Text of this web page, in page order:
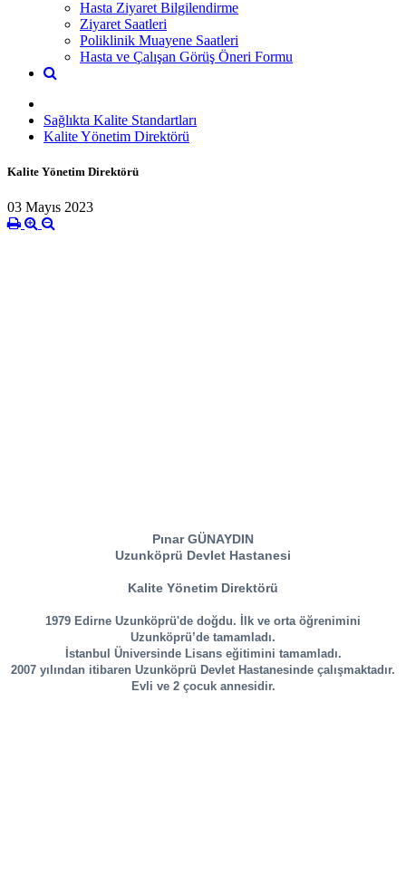
Hasta Ziyaret Bilgilendirme
Ziyaret Saatleri
Poliklinik Muayene Saatleri
Hasta ve Çalışan Görüş Öneri Formu
Sağlıkta Kalite Standartları
Kalite Yönetim Direktörü
Kalite Yönetim Direktörü
03 Mayıs 2023
Pınar GÜNAYDIN
Uzunköprü Devlet Hastanesi
Kalite Yönetim Direktörü
1979 Edirne Uzunköprü'de doğdu. İlk ve orta öğrenimini
Uzunköprü’de tamamladı.
İstanbul Üniversinde Lisans eğitimini tamamladı.
2007 yılından itibaren Uzunköprü Devlet Hastanesinde çalışmaktadır.
Evli ve 2 çocuk annesidir.